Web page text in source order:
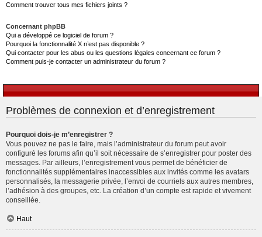
Comment trouver tous mes fichiers joints ?
Concernant phpBB
Qui a développé ce logiciel de forum ?
Pourquoi la fonctionnalité X n’est pas disponible ?
Qui contacter pour les abus ou les questions légales concernant ce forum ?
Comment puis-je contacter un administrateur du forum ?
Problèmes de connexion et d’enregistrement
Pourquoi dois-je m’enregistrer ?
Vous pouvez ne pas le faire, mais l’administrateur du forum peut avoir
configuré les forums afin qu’il soit nécessaire de s’enregistrer pour poster des
messages. Par ailleurs, l’enregistrement vous permet de bénéficier de
fonctionnalités supplémentaires inaccessibles aux invités comme les avatars
personnalisés, la messagerie privée, l’envoi de courriels aux autres membres,
l’adhésion à des groupes, etc. La création d’un compte est rapide et vivement
conseillée.
Haut